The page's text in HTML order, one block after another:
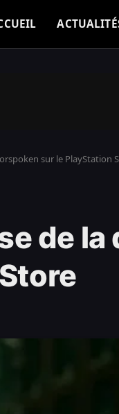
sur le PlayStation
de la